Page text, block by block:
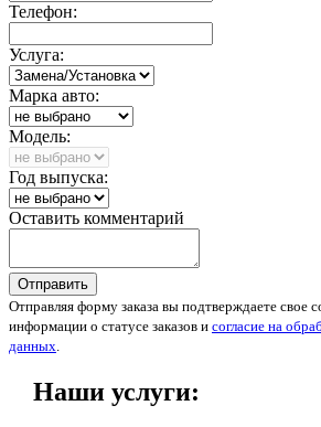
Телефон:
Услуга:
Марка авто:
Модель:
Год выпуска:
Оставить комментарий
Отправить
Отправляя форму заказа вы подтверждаете свое
информации о статусе заказов и согласие на
данных
Наши услуги: